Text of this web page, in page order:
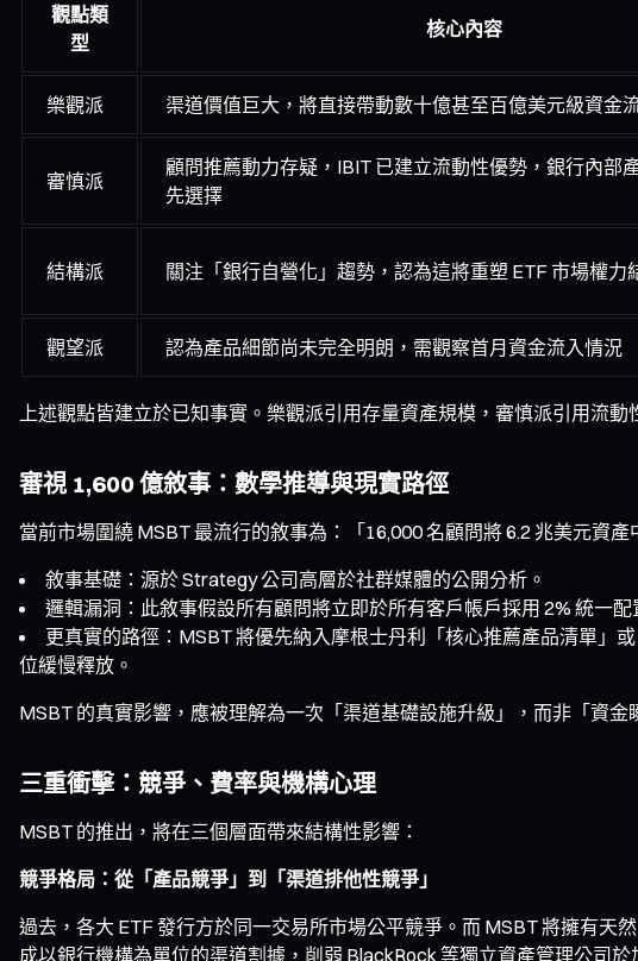
觀點類
型
核心內容
樂觀派 渠道價值巨大，將直接帶動數十億甚至百億美元級資金
審慎派
顧問推薦動力存疑，IBIT 已建立流動性優勢，銀行內部
先選擇
結構派 關注「銀行自營化」趨勢，認為這將重塑 ETF 市場權力
觀望派 認為產品細節尚未完全明朗，需觀察首月資金流入情況
上述觀點皆建立於已知事實。樂觀派引用存量資產規模，審慎派引用流
審視 1,600 億敘事：數學推導與現實路徑
當前市場圍繞 MSBT 最流行的敘事為：「16,000 名顧問將 6.2 兆美元資
敘事基礎：源於 Strategy 公司高層於社群媒體的公開分析。
邏輯漏洞：此敘事假設所有顧問將立即於所有客戶帳戶採用 2% 統一
更真實的路徑：MSBT 將優先納入摩根士丹利「核心推薦產品清單」
位緩慢釋放。
MSBT 的真實影響，應被理解為一次「渠道基礎設施升級」，而非「資金
三重衝擊：競爭、費率與機構心理
MSBT 的推出，將在三個層面帶來結構性影響：
競爭格局：從「產品競爭」到「渠道排他性競爭」
過去，各大 ETF 發行方於同一交易所市場公平競爭。而 MSBT 將擁有
成以銀行機構為單位的渠道割據，削弱 BlackRock 等獨立資產管理公司於